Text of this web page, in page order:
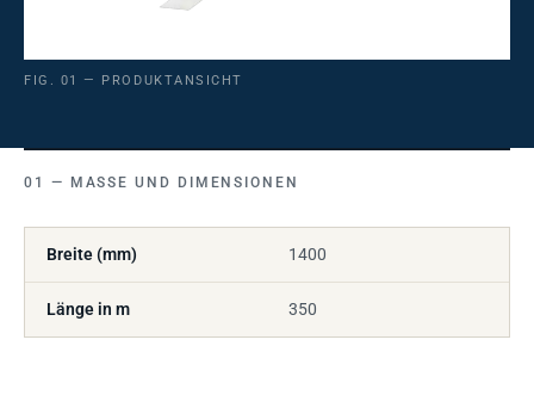
FIG. 01 — PRODUKTANSICHT
MASSE UND DIMENSIONEN
Breite (mm) 1400
Länge in m 350